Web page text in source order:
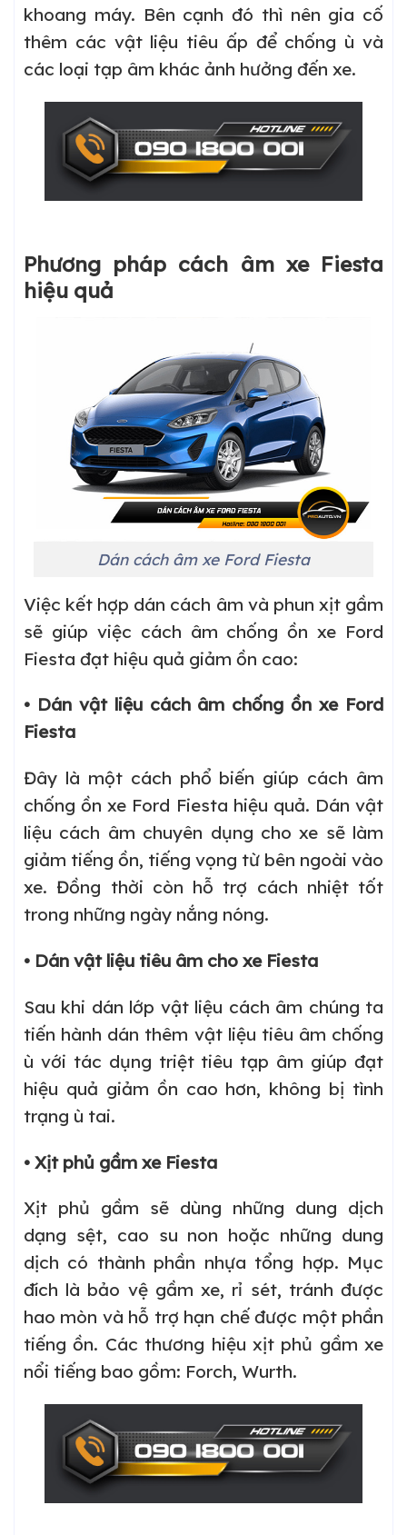
khoang máy. Bên cạnh đó thì nên gia cố
thêm các vật liệu tiêu ấp để chống ù và
các loại tạp âm khác ảnh hưởng đến xe.
Phương pháp cách âm xe Fiesta
hiệu quả
Dán cách âm xe Ford Fiesta
Việc kết hợp dán cách âm và phun xịt gầm
sẽ giúp việc cách âm chống ồn xe Ford
Fiesta đạt hiệu quả giảm ồn cao:
• Dán vật liệu cách âm chống ồn xe Ford
Fiesta
Đây là một cách phổ biến giúp cách âm
chống ồn xe Ford Fiesta hiệu quả. Dán vật
liệu cách âm chuyên dụng cho xe sẽ làm
giảm tiếng ồn, tiếng vọng từ bên ngoài vào
xe. Đồng thời còn hỗ trợ cách nhiệt tốt
trong những ngày nắng nóng.
• Dán vật liệu tiêu âm cho xe Fiesta
Sau khi dán lớp vật liệu cách âm chúng ta
tiến hành dán thêm vật liệu tiêu âm chống
ù với tác dụng triệt tiêu tạp âm giúp đạt
hiệu quả giảm ồn cao hơn, không bị tình
trạng ù tai.
• Xịt phủ gầm xe Fiesta
Xịt phủ gầm sẽ dùng những dung dịch
dạng sệt, cao su non hoặc những dung
dịch có thành phần nhựa tổng hợp. Mục
đích là bảo vệ gầm xe, rỉ sét, tránh được
hao mòn và hỗ trợ hạn chế được một phần
tiếng ồn. Các thương hiệu xịt phủ gầm xe
nổi tiếng bao gồm: Forch, Wurth.